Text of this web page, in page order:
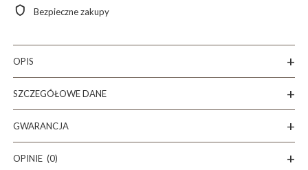
Bezpieczne zakupy
OPIS
SZCZEGÓŁOWE DANE
GWARANCJA
OPINIE (0)